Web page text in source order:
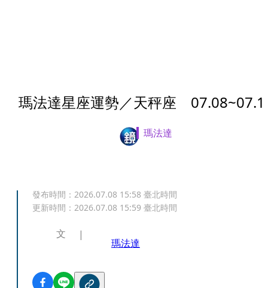
瑪法達星座運勢／天秤座
瑪法達
發布時間： 2026.07.08 15:58 臺北時間
更新時間： 2026.07.08 15:59 臺北時間
文
瑪法達